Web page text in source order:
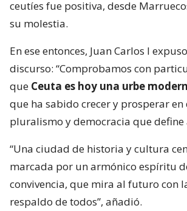
ceutíes fue positiva, desde
su molestia.
En ese entonces, Juan Carlos I
discurso: “Comprobamos con
que Ceuta es hoy una urbe
que ha sabido crecer y prosperar en
pluralismo y democracia que define
“Una ciudad de historia y cultura
marcada por un armónico espíritu
convivencia, que mira al futuro con
respaldo de todos”, añadió.